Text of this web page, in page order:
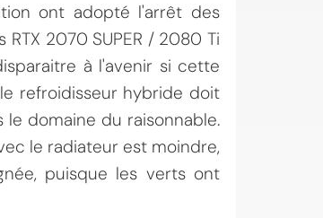
ont adopté l'arrêt des
2070 SUPER / 2080 Ti
à l'avenir si cette
refroidisseur hybride doit
domaine du raisonnable.
le radiateur est moindre,
puisque les verts ont